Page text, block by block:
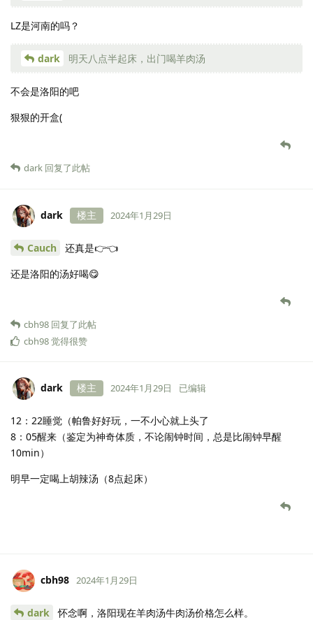
LZ是河南的吗？
dark 明天八点半起床，出门喝羊肉汤
不会是洛阳的吧
狠狠的开盒(
dark 回复了此帖
dark 楼主 2024年1月29日
Cauch
还真是👉👈
还是洛阳的汤好喝😋
cbh98 回复了此帖
cbh98觉得很赞
dark 楼主 2024年1月29日 已编辑
12：22睡觉（帕鲁好好玩，一不小心就上头了
8：05醒来（鉴定为神奇体质，不论闹钟时间，总是比闹钟早醒
10min）
明早一定喝上胡辣汤（8点起床）
cbh98 2024年1月29日
dark 怀念啊，洛阳现在羊肉汤牛肉汤价格怎么样。